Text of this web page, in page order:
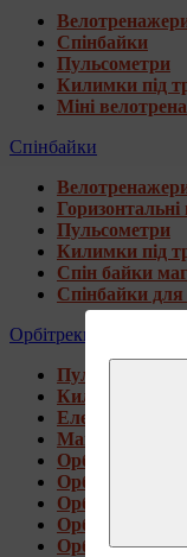
Спінбайки
Пульсометри
Килимки під
Міні
Спінбайки
Пульсометри
Килимки під
Спін байки
Спінбайки
Орбітреки
Пульсометри
Килимки під
Магнітні
Орбітреки
Орбітреки
Орбітреки для
Орбітреки
Орбітреки для